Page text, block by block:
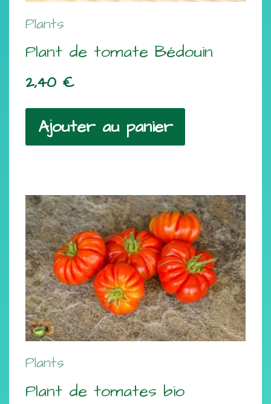
Plants
Plant de tomate Bédouin
2,40 €
Ajouter au panier
Plants
Plant de tomates bio